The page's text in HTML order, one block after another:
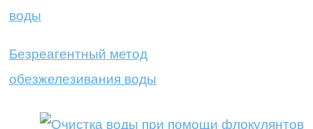
Безреагентный метод
обезжелезивания воды